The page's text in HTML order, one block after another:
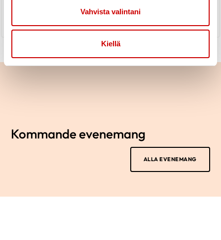
Vahvista valintani
Kiellä
Kommande evenemang
ALLA EVENEMANG